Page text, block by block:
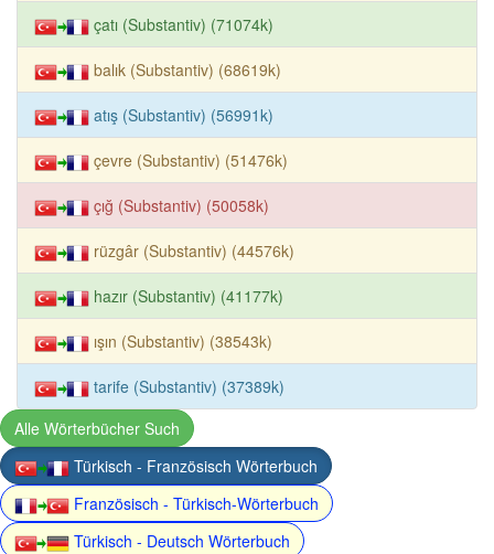
çatı (Substantiv) (71074k)
balık (Substantiv) (68619k)
atış (Substantiv) (56991k)
çevre (Substantiv) (51476k)
çığ (Substantiv) (50058k)
rüzgâr (Substantiv) (44576k)
hazır (Substantiv) (41177k)
ışın (Substantiv) (38543k)
tarife (Substantiv) (37389k)
Alle Wörterbücher Such
Türkisch - Französisch Wörterbuch
Französisch - Türkisch-Wörterbuch
Türkisch - Deutsch Wörterbuch